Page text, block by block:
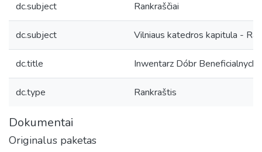
dc.subject Rankraščiai
dc.subject Vilniaus katedros kapitula -
dc.title Inwentarz Dóbr Beneficialnych
dc.type Rankraštis
Dokumentai
Originalus paketas